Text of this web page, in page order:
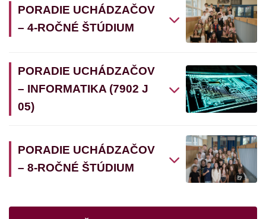
PORADIE UCHÁDZAČOV
– 4-ROČNÉ ŠTÚDIUM
PORADIE UCHÁDZAČOV
– INFORMATIKA (7902 J
05)
PORADIE UCHÁDZAČOV
– 8-ROČNÉ ŠTÚDIUM